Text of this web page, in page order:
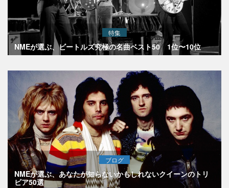
特集
NMEが選ぶ、ビートルズ究極の名曲ベスト50 1位〜10位
ブログ
NMEが選ぶ、あなたが知らないかもしれないクイーンのトリ
ビア50選